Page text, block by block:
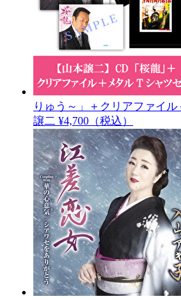
りゅう～」＋クリアファイル
譲二 ¥4,700（税込）